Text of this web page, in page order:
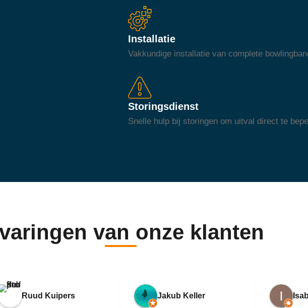
Installatie
Vakkundige installatie van complete
Storingsdienst
Snelle hulp bij storingen om uitval direct te
van onze klanten
Ruud Kuipers Jakub Keller